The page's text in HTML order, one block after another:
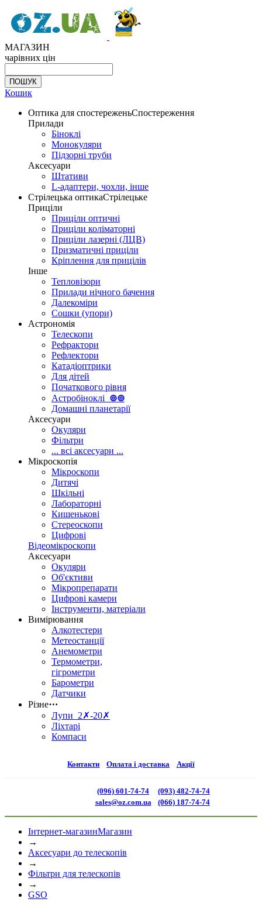
МАГАЗИН
чарівних цін
Кошик
Оптика для спостереженьСпостереження
Прилади
Біноклі
Монокуляри
Підзорні труби
Аксесуари
Штативи
L-адаптери, чохли, інше
Стрілецька оптикаСтрілецьке
Приціли
Приціли оптичні
Приціли коліматорні
Приціли лазерні (ЛЦВ)
Призматичні приціли
Кріплення для прицілів
Інше
Тепловізори
Прилади нічного бачення
Далекоміри
Сошки (упори)
Астрономія
Телескопи
Рефрактори
Рефлектори
Катадіоптрики
Для дітей
Початкового рівня
Астробіноклі ⊚⊚
Домашні планетарії
Аксесуари
Окуляри
Фільтри
... всі аксесуари ...
Мікроскопія
Мікроскопи
Дитячі
Шкільні
Лабораторні
Кишенькові
Стереоскопи
Цифрові
Відеомікроскопи
Аксесуари
Окуляри
Об'єктиви
Мікропрепарати
Цифрові камери
Інструменти, матеріали
Вимірювання
Алкотестери
Метеостанції
Анемометри
Термометри,
гігрометри
Барометри
Датчики
Різне⋯
Лупи 2✗-20✗
Ліхтарі
Компаси
Контакти Оплата і доставка Акції
(096) 601-74-74
sales@oz.com.ua
(093) 482-74-74
(066) 187-74-74
Інтернет-магазинМагазин
→
Аксесуари до телескопів
→
Фільтри для телескопів
→
GSO